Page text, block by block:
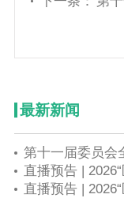
最新新闻
第十一届委员会